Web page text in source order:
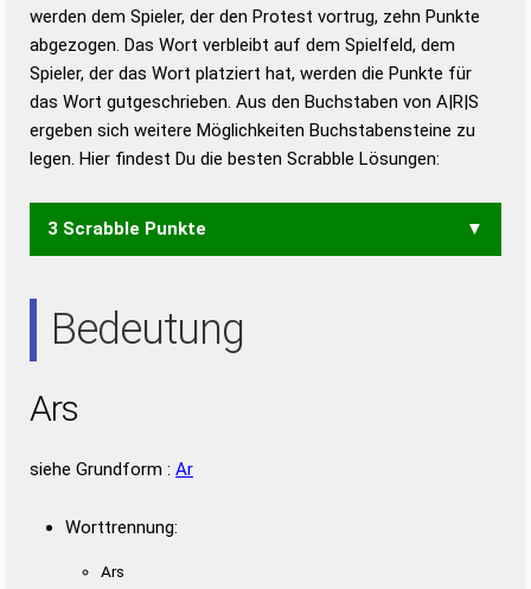
Duden – Standardwerk in 12 Bänden
Duden – Richtiges und gutes
Deutsch
Duden – Die deutsche Grammatik
Duden – Deutsches
Universalwörterbuch
werden dem Spieler, der den Protest vortrug, zehn Punkte
abgezogen. Das Wort verbleibt auf dem Spielfeld, dem
Spieler, der das Wort platziert hat, werden die Punkte für
das Wort gutgeschrieben. Aus den Buchstaben von A|R|S
ergeben sich weitere Möglichkeiten Buchstabensteine zu
legen. Hier findest Du die besten Scrabble Lösungen:
3 Scrabble Punkte
Bedeutung
Ars
siehe Grundform : Ar
Worttrennung:
Ars